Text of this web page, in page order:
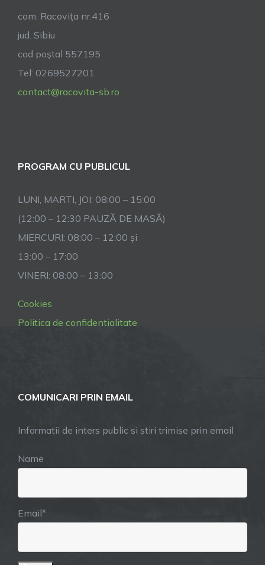
com. Racoviţa nr.416
jud. Sibiu
cod poştal 557195
Tel: 0269527201
contact@racovita-sb.ro
PROGRAM CU PUBLICUL
LUNI, MARTI, JOI: 08:00 – 15:00
(12:00 – 12:30 PAUZĂ DE MASĂ)
MIERCURI: 08:00 – 12:00 și
13:00 – 17:00
VINERI: 08:00 – 13:00
Cookies
Politica de confidentialitate
COMUNICARI PRIN EMAIL
Informatii de inters public si stiri trimise prin email
Name
Email*